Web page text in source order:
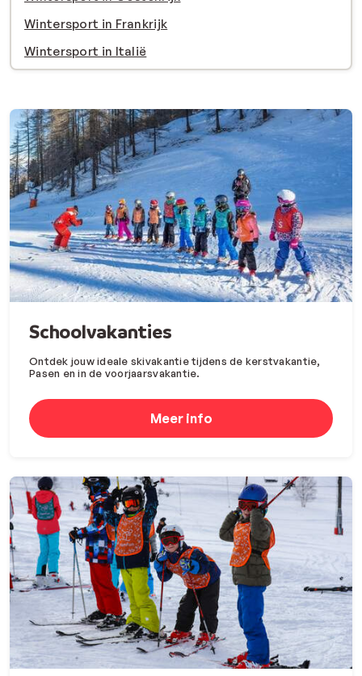
Wintersport in Frankrijk
Wintersport in Italië
Schoolvakanties
Ontdek jouw ideale skivakantie tijdens de kerstvakantie,
Pasen en in de voorjaarsvakantie.
Meer info